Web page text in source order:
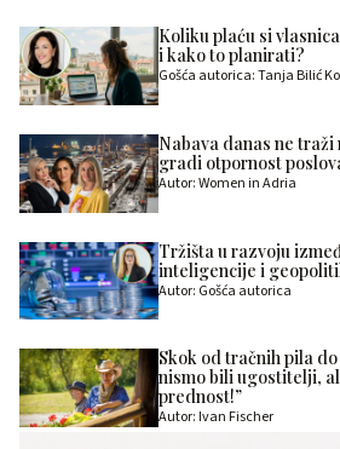
Koliku plaću si
i kako to planirati?
Gošća autorica: Tanja Bilić
Nabava danas ne
gradi otpornost
Autor: Women in Adria
Tržišta u razvoju
inteligencije i
Autor: Gošća autorica
Skok od tračnih pila
nismo bili ugostitelji,
prednost!”
Autor: Ivan Fischer